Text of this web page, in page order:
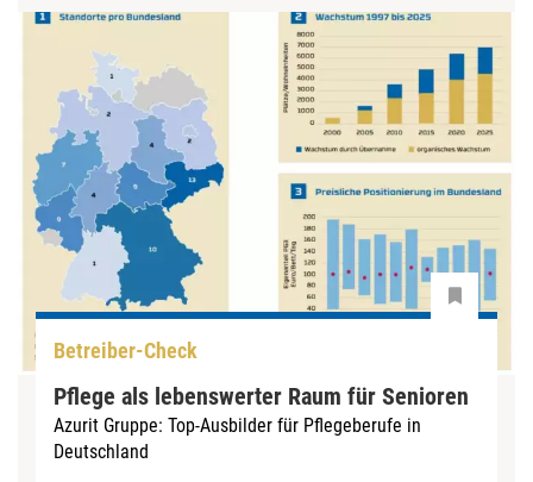
Betreiber-Check
Pflege als lebenswerter Raum für Senioren
Azurit Gruppe: Top-Ausbilder für Pflegeberufe in
Deutschland